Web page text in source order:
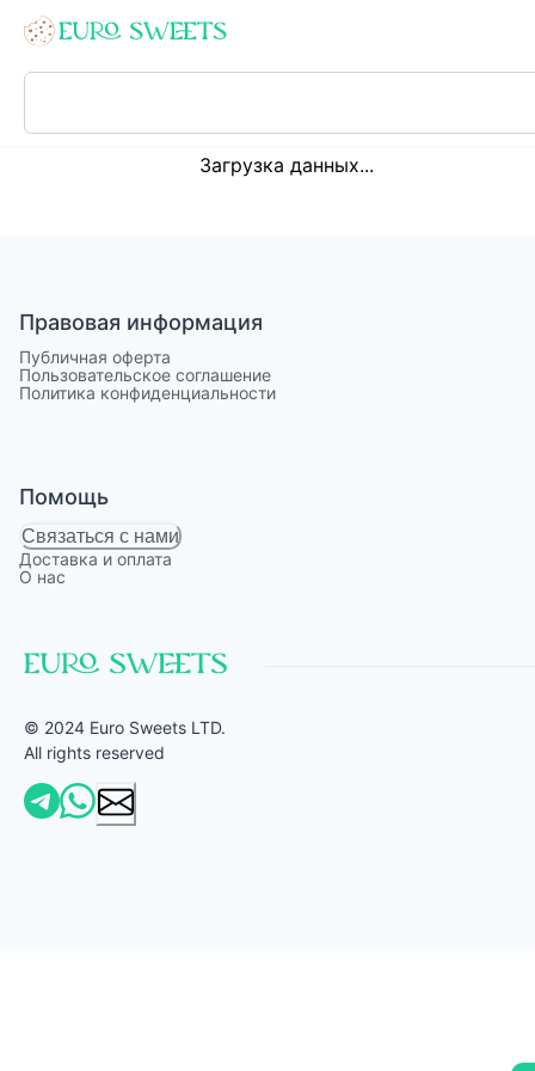
Loading...
Загрузка данных...
Правовая информация
Публичная оферта
Пользовательское соглашение
Политика конфиденциальности
Помощь
Связаться с нами
Доставка и оплата
О нас
© 2024 Euro Sweets LTD.
All rights reserved